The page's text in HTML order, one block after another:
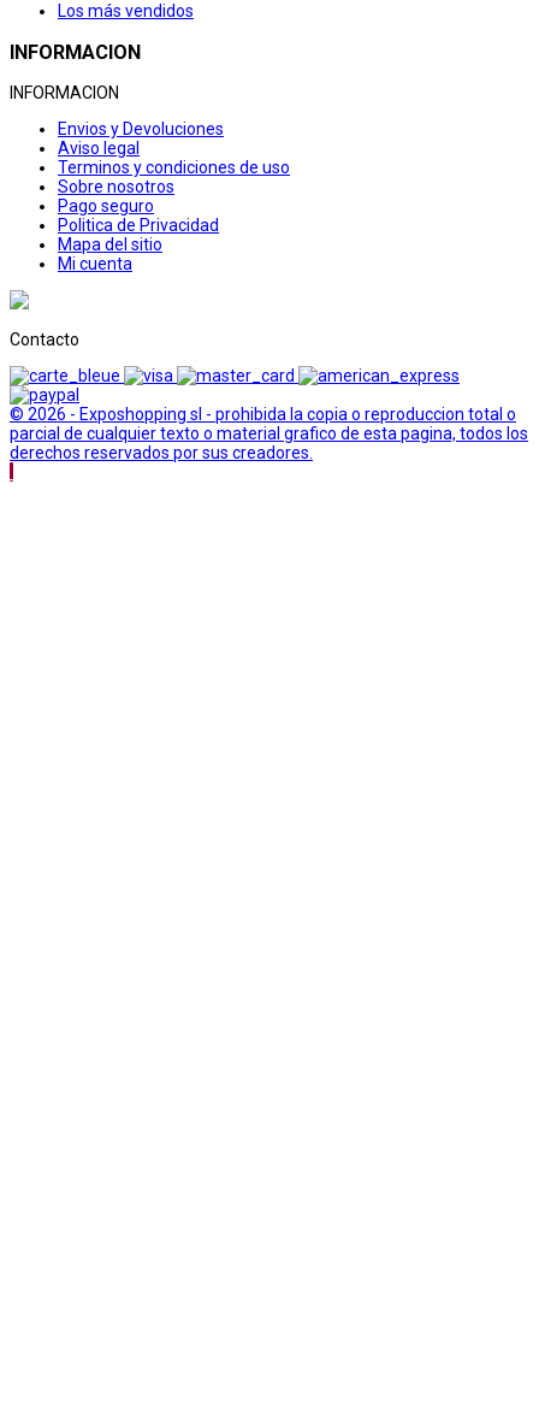
Los más vendidos
INFORMACION
INFORMACION
Envios y Devoluciones
Aviso legal
Terminos y condiciones de uso
Sobre nosotros
Pago seguro
Politica de Privacidad
Mapa del sitio
Mi cuenta
Contacto
© 2026 - Exposhopping sl - prohibida la copia o reproduccion total o
parcial de cualquier texto o material grafico de esta pagina, todos los
derechos reservados por sus creadores.